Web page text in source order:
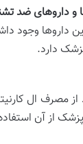
و داروهای ضد
داروها وجود
دارد.
مصرف ال
از آن